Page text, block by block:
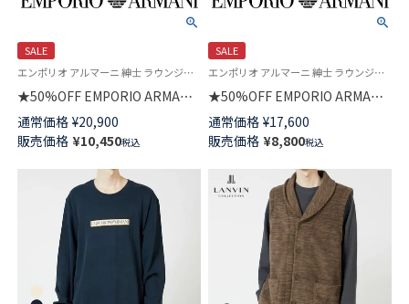
SALE
エンポリオ アルマーニ 紳士 ラウンジウェア 公式オンラインショップ
★50%OFF EMPORIO ARMANI
エンポリオ アルマーニ ICONIC
TERRY FULLZIP SWEATSHIRT
アイコニック テリー 長袖 フル
ジップ ジャケット ラウンジウ
ェア EUサイズ メンズ 男性 プレ
ゼント 無料ラッピング ギフト
54095717
通常価格 ¥20,900
販売価格 ¥10,450税込
SALE
エンポリオ アルマーニ 紳士 ラウンジウェア 公式オンラインショップ
★50%OFF EMPORIO ARMANI
ICONIC TERRY TROUSERS ア
イコニック テリー スウェット
パンツ ラウンジウェア EUサイ
ズ メンズ 54095713
通常価格 ¥17,600
販売価格 ¥8,800税込